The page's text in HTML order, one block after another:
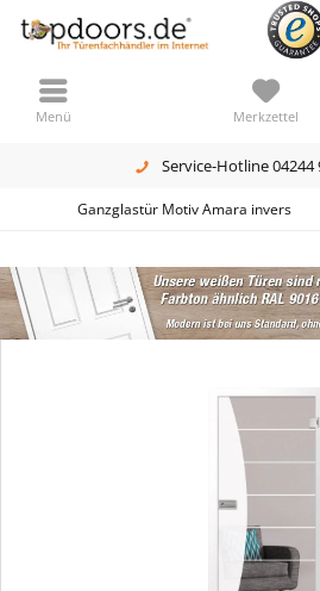
Service-Hotline 04244
Merkzettel
Menü
Ganzglastür Motiv Amara invers